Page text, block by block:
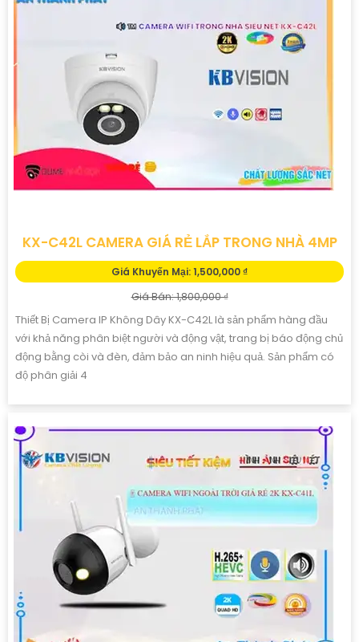
KX-C42L CAMERA GIÁ RẺ LẮP TRONG NHÀ 4MP
Giá Khuyến Mại: 1,500,000 ₫
Giá Bán: 1,800,000 ₫
Thiết Bị Camera IP Không Dây KX-C42L là sản phẩm hàng đầu
với khả năng phân biệt người và động vật, trang bị báo động chủ
động bằng còi và đèn, đảm bảo an ninh hiệu quả. Sản phẩm có
độ phân giải 4